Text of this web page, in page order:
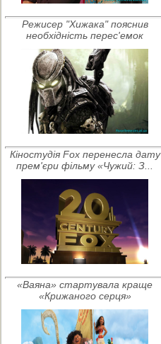
Режисер "Хижака" пояснив
необхідність перес'емок
Кіностудія Fox перенесла дату
прем'єри фільму «Чужий: З...
«Ваяна» стартувала краще
«Крижаного серця»